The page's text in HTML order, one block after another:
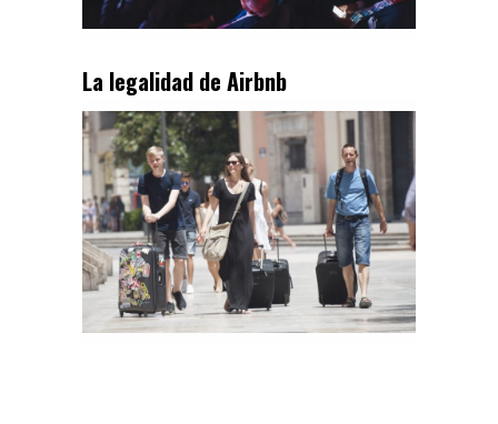
La legalidad de Airbnb